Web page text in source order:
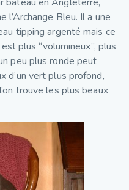
Bleu. Il a une
tipping argenté mais ce
plus “volumineux”, plus
peu plus ronde peut
d’un vert plus profond,
trouve les plus beaux